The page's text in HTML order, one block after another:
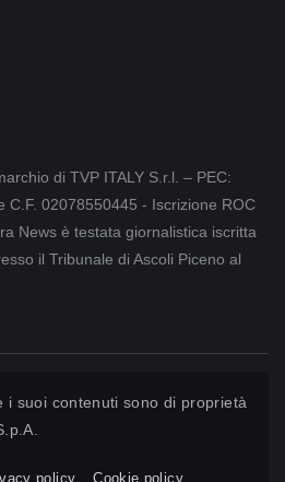
di TVP ITALY S.r.l. – PEC:
C.F. 02078550445 - Iscrizione ROC
News è testata giornalistica iscritta
il Tribunale di Ascoli Piceno al
i suoi contenuti sono di proprietà
policy Cookie policy